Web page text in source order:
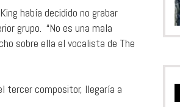
había decidido no grabar
grupo. “No es una mala
sobre ella el vocalista de The
tercer compositor, llegaría a